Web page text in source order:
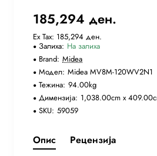
185,294 ден.
Ex Tax: 185,294 ден.
Залиха: На залиха
Brand: Midea
Модел: Midea MV8M-120WV2N1
Тежина: 94.00kg
Димензија: 1,038.00cm x
SKU: 59059
Опис Рецензија